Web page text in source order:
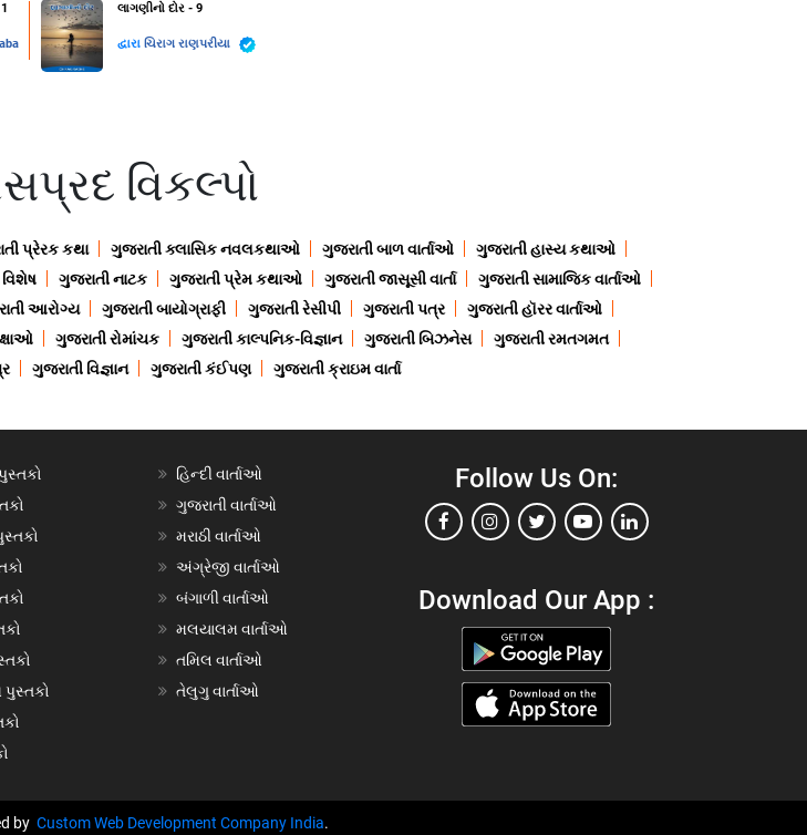
લાગણીનો દોર - 9
દ્વારા ચિરાગ રાણપરીયા
વિકલ્પો
પ્રેરક કથા ગુજરાતી ક્લાસિક નવલકથાઓ ગુજરાતી બાળ વાર્તાઓ
ગુજરાતી હાસ્ય કથાઓ
વિશેષ ગુજરાતી નાટક ગુજરાતી પ્રેમ કથાઓ ગુજરાતી જાસૂસી વાર્તા
ગુજરાતી સામાજિક વાર્તાઓ
આરોગ્ય ગુજરાતી બાયોગ્રાફી ગુજરાતી રેસીપી ગુજરાતી પત્ર
ગુજરાતી હૉરર વાર્તાઓ
ગુજરાતી રોમાંચક ગુજરાતી કાલ્પનિક-વિજ્ઞાન ગુજરાતી બિઝનેસ
ગુજરાતી રમતગમત
ગુજરાતી વિજ્ઞાન ગુજરાતી કંઈપણ ગુજરાતી ક્રાઇમ વાર્તા
હિન્દી વાર્તાઓ
ગુજરાતી વાર્તાઓ
મરાઠી વાર્તાઓ
અંગ્રેજી વાર્તાઓ
બંગાળી વાર્તાઓ
મલયાલમ વાર્તાઓ
તમિલ વાર્તાઓ
તેલુગુ વાર્તાઓ
Follow Us On:
Download Our App :
by Custom Web Development Company India.